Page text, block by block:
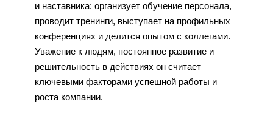
и наставника: организует обучение персонала,
проводит тренинги, выступает на профильных
конференциях и делится опытом с коллегами.
Уважение к людям, постоянное развитие и
решительность в действиях он считает
ключевыми факторами успешной работы и
роста компании.